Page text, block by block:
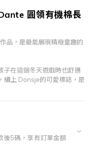
圓領有機棉長
品，是最能展現精緻童趣的
子在這個冬天遊戲時也舒適
繡上 Donsje的可愛標誌，是
後5碼，享有訂單金額